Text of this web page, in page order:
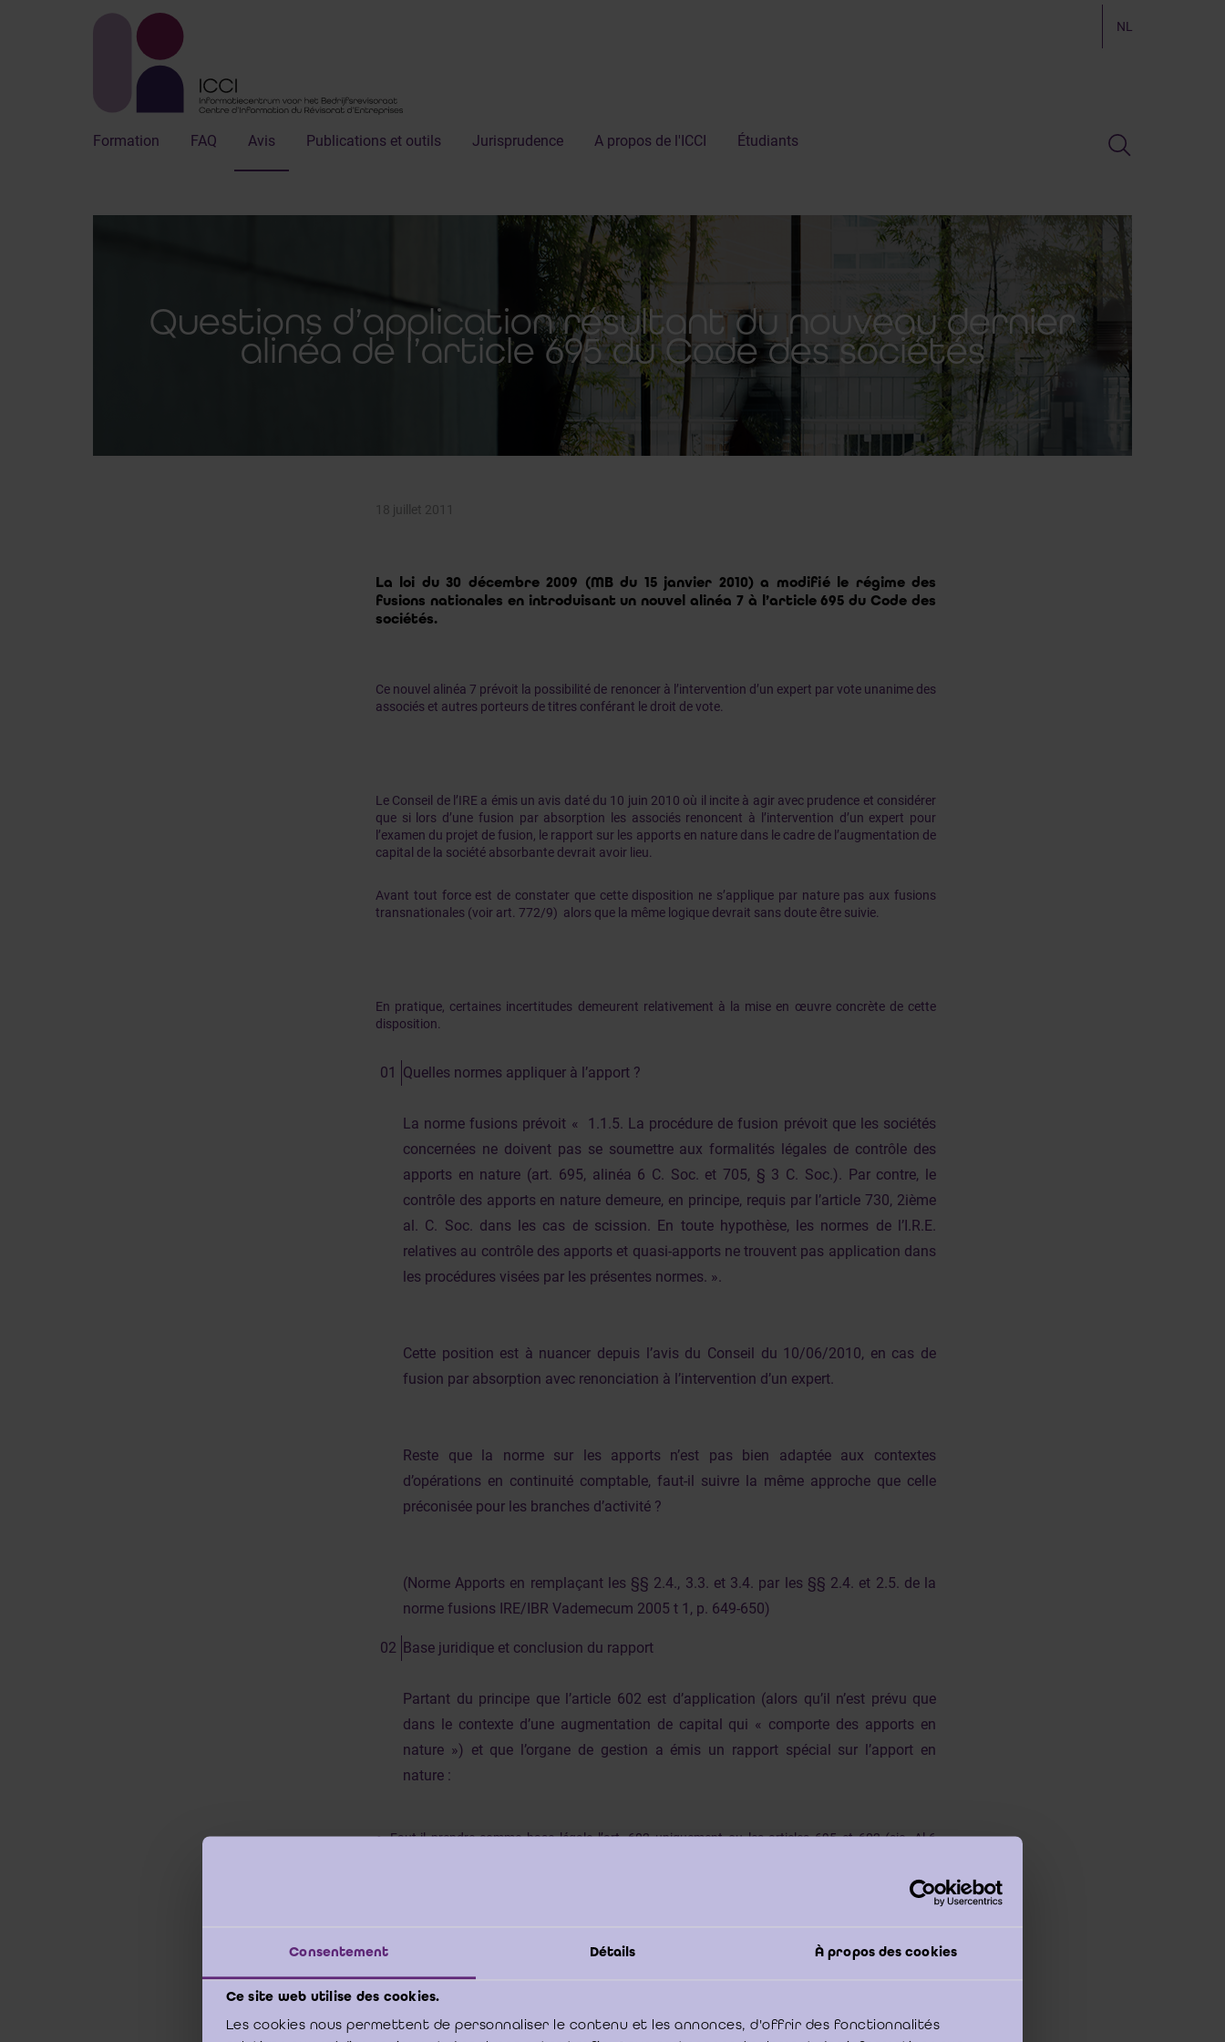
Consentement Détails À propos des cookies
Ce site web utilise des cookies.
Les cookies nous permettent de personnaliser le contenu et les annonces, d'offrir des fonctionnalités
NL
Formation FAQ Avis Publications et outils Jurisprudence A propos de l'ICCI Étudiants
Questions d’application résultant du nouveau dernier
alinéa de l’article 695 du Code des sociétés
18 juillet 2011
La loi du 30 décembre 2009 (MB du 15 janvier 2010) a modifié le régime des
fusions nationales en introduisant un nouvel alinéa 7 à l’article 695 du Code des
sociétés.
Ce nouvel alinéa 7 prévoit la possibilité de renoncer à l’intervention d’un expert par vote unanime des
associés et autres porteurs de titres conférant le droit de vote.
Le Conseil de l’IRE a émis un avis daté du 10 juin 2010 où il incite à agir avec prudence et considérer
que si lors d’une fusion par absorption les associés renoncent à l’intervention d’un expert pour
l’examen du projet de fusion, le rapport sur les apports en nature dans le cadre de l’augmentation de
capital de la société absorbante devrait avoir lieu.
Avant tout force est de constater que cette disposition ne s’applique par nature pas aux fusions
transnationales (voir art. 772/9) alors que la même logique devrait sans doute être suivie.
En pratique, certaines incertitudes demeurent relativement à la mise en œuvre concrète de cette
disposition.
Quelles normes appliquer à l’apport ?
La norme fusions prévoit « 1.1.5. La procédure de fusion prévoit que les sociétés
concernées ne doivent pas se soumettre aux formalités légales de contrôle des
apports en nature (art. 695, alinéa 6 C. Soc. et 705, § 3 C. Soc.). Par contre, le
contrôle des apports en nature demeure, en principe, requis par l’article 730, 2ième
al. C. Soc. dans les cas de scission. En toute hypothèse, les normes de l’I.R.E.
relatives au contrôle des apports et quasi-apports ne trouvent pas application dans
les procédures visées par les présentes normes. ».
Cette position est à nuancer depuis l’avis du Conseil du 10/06/2010, en cas de
fusion par absorption avec renonciation à l’intervention d’un expert.
Reste que la norme sur les apports n’est pas bien adaptée aux contextes
d’opérations en continuité comptable, faut-il suivre la même approche que celle
préconisée pour les branches d’activité ?
(Norme Apports en remplaçant les §§ 2.4., 3.3. et 3.4. par les §§ 2.4. et 2.5. de la
norme fusions IRE/IBR Vademecum 2005 t 1, p. 649-650)
Base juridique et conclusion du rapport
Partant du principe que l’article 602 est d’application (alors qu’il n’est prévu que
dans le contexte d’une augmentation de capital qui « comporte des apports en
nature ») et que l’organe de gestion a émis un rapport spécial sur l’apport en
nature :
Faut-il prendre comme base légale l’art. 602 uniquement ou les articles 695 et 602 (sic. Al.6
Comment faut-il modifier la conclusion du rapport sur l’apport étant donné qu’il ne faut pas se
prononcer sur le rapport d’échange et qu’il ne s’agit pas à proprement parler d’une augmentation
Est-ce envisageable qu’un rapport sur l’apport soit émis dans le cas d’opérations (par exemple
transnationales) où aucune rétroactivité comptable ne soit prévue mais bien une date différée
(future) pour les effets juridiques et comptables (apparemment possible en France par exemple